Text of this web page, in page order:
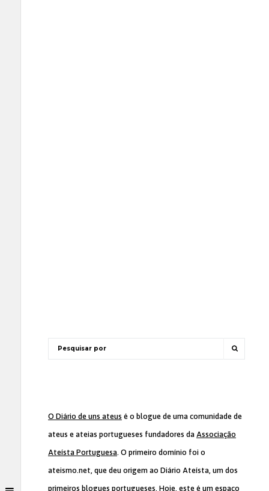
O Diário de uns ateus é o blogue de uma comunidade de
ateus e ateias portugueses fundadores da Associação
Ateísta Portuguesa. O primeiro domínio foi o
ateismo.net, que deu origem ao Diário Ateísta, um dos
primeiros blogues portugueses. Hoje, este é um espaço